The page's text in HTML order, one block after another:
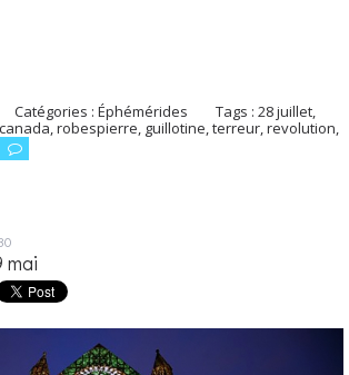
Catégories :Éphémérides Tags :28 juillet,
canada,robespierre, guillotine,terreur,revolution,
mai